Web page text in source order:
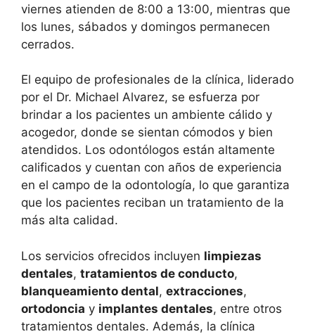
viernes atienden de 8:00 a 13:00, mientras que
los lunes, sábados y domingos permanecen
cerrados.
El equipo de profesionales de la clínica, liderado
por el Dr. Michael Alvarez, se esfuerza por
brindar a los pacientes un ambiente cálido y
acogedor, donde se sientan cómodos y bien
atendidos. Los odontólogos están altamente
calificados y cuentan con años de experiencia
en el campo de la odontología, lo que garantiza
que los pacientes reciban un tratamiento de la
más alta calidad.
Los servicios ofrecidos incluyen limpiezas
dentales, tratamientos de conducto,
blanqueamiento dental, extracciones,
ortodoncia y implantes dentales, entre otros
tratamientos dentales. Además, la clínica